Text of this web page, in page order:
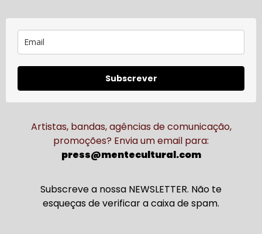
Subscrever
Artistas, bandas, agências de comunicação,
promoções? Envia um email para:
press@mentecultural.com
Subscreve a nossa NEWSLETTER. Não te
esqueças de verificar a caixa de spam.